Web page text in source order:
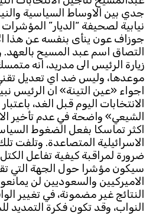
TTV
TTV Plus
جدي بين الاوساط السياسية
نيابية لصحيفة “الديار”
جوزاف عون ينأى بنفسه عن هذا
التصاق اسم عبد المسيح
زيارة الرئيس الى مدريد، انه
موعدها، وليس ضد اي تعديل
اجواء «عين التينة» ان الرئيس
الانتخابات اليوم قبل الغد،
الشيعي» واضحة في عدم تأخير
اكثر تماسكا بفعل الضغوط
الاسرائيلية المتصاعدة. وتلفت
ضرورة لمراقبة كيفية تفاعل الكتل
سيكون مؤشرا حول الجهة التي
الاميركيين والسعوديين لن
النتائج غير مضمونة، في تغيير
النواب، وقد تكون فكرة